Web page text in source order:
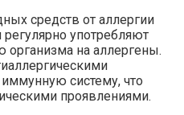
средств от аллергии
употребляют
организма на аллергены.
систему, что
проявлениями.